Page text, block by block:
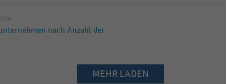
nach Anzahl der
MEHR LADEN